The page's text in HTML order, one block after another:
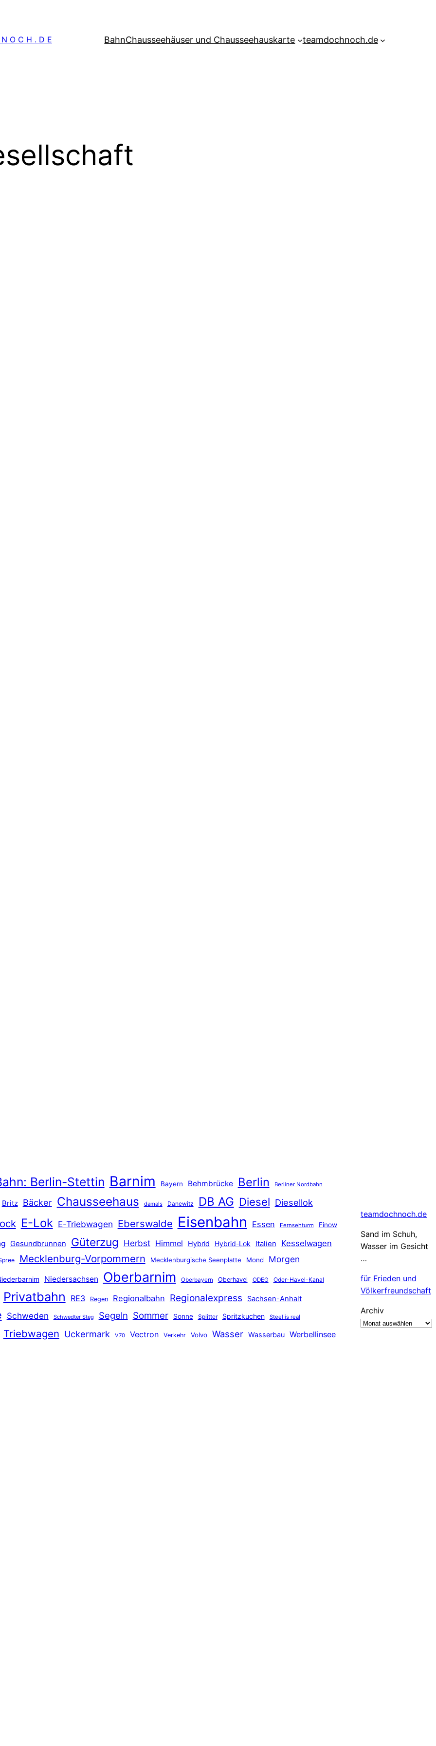
O C H . D E BahnChausseehäuser und Chausseehauskarte teamdochnoch.de
Berlin-Stettin Barnim Bayern Behmbrücke Berlin Berliner Nordbahn
Britz Bäcker Chausseehaus damals Danewitz DB AG Diesel Diesellok
E-Lok E-Triebwagen Eberswalde Eisenbahn Essen Fernsehturm Finow
Gesundbrunnen Güterzug Herbst Himmel Hybrid Hybrid-Lok Italien Kesselwagen
Mecklenburg-Vorpommern Mecklenburgische Seenplatte Mond Morgen
Niedersachsen Oberbarnim Oberbayern Oberhavel ODEG Oder-Havel-Kanal
Privatbahn RE3 Regen Regionalbahn Regionalexpress Sachsen-Anhalt
Schweden Schwedter Steg Segeln Sommer Sonne Splitter Spritzkuchen Steel is real
Triebwagen Uckermark V70 Vectron Verkehr Volvo Wasser Wasserbau Werbellinsee
teamdochnoch.de
Sand im Schuh,
Wasser im Gesicht
…
für Frieden und
Völkerfreundschaft
Archiv